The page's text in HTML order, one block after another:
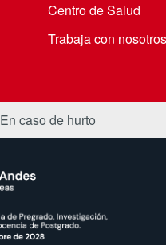
Centro de Salud
Trabaja con nosotros
En caso de hurto